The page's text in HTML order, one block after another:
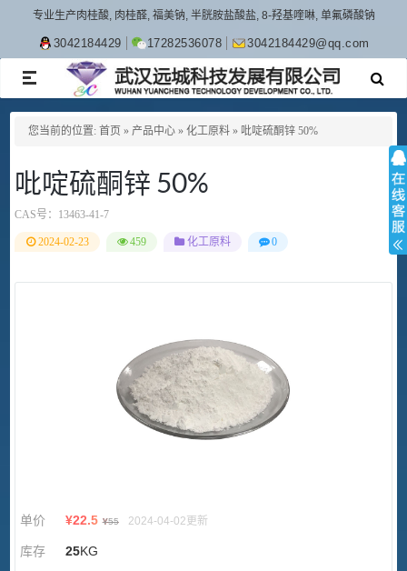
专业生产肉桂酸, 肉桂醛, 福美钠, 半胱胺盐酸盐, 8-羟基喹啉, 单氟磷酸钠
3042184429 17282536078 3042184429@qq.com
TOGGLE
NAVIGATION
您当前的位置: 首页 » 产品中心 » 化工原料 » 吡啶硫酮锌 50%
吡啶硫酮锌 50%
CAS号： 13463-41-7
2024-02-23 459 化工原料 0
单价 ¥22.5 ¥55 2024-04-02更新
库存 25KG